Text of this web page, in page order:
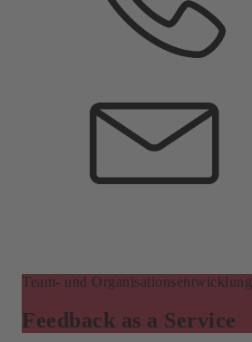
Team- und Organisationsentwicklung
Feedback as a Service